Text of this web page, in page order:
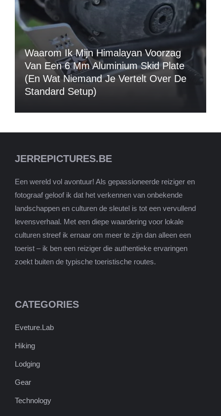
Waarom Ik Mijn Himalayan Voorzag
Van Een 6 Mm Aluminium Skid Plate
(en Wat Niemand Je Vertelt Over De
Standard Setup)
JERREPICTURES.BE
Een wereld vol avontuur! Als gepassioneerde reiziger en
fotograaf geloof ik dat het verkennen van onbekende
landschappen en culturen de sleutel is tot een vervullend
levensverhaal. Met een diepe waardering voor lokale
culturen streef ik ernaar om meer te zijn dan alleen een
toerist – ik ben een reiziger die authentieke ervaringen
zoekt buiten de typische toeristische routes.
CATEGORIES
Eveture.Lab
Hiking
Lodging
Gear
Technology